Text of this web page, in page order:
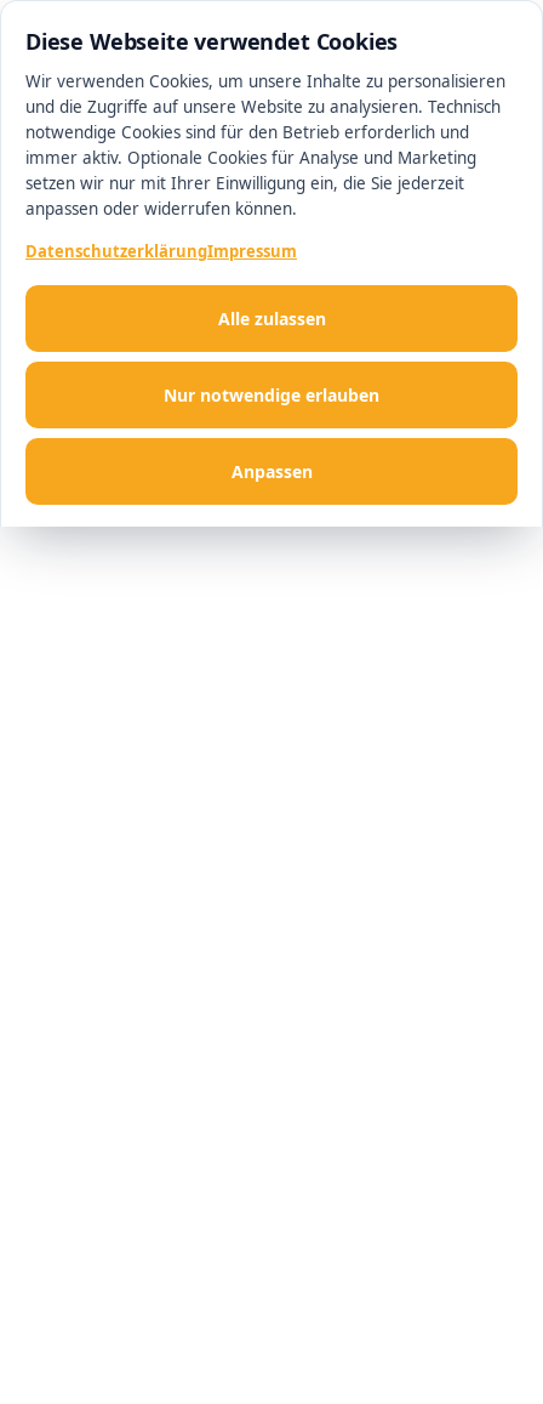
Diese Webseite verwendet Cookies
Wir verwenden Cookies, um unsere Inhalte zu personalisieren
und die Zugriffe auf unsere Website zu analysieren. Technisch
notwendige Cookies sind für den Betrieb erforderlich und
immer aktiv. Optionale Cookies für Analyse und Marketing
setzen wir nur mit Ihrer Einwilligung ein, die Sie jederzeit
anpassen oder widerrufen können.
DatenschutzerklärungImpressum
Nur notwendige erlauben
Anpassen
Alle zulassen